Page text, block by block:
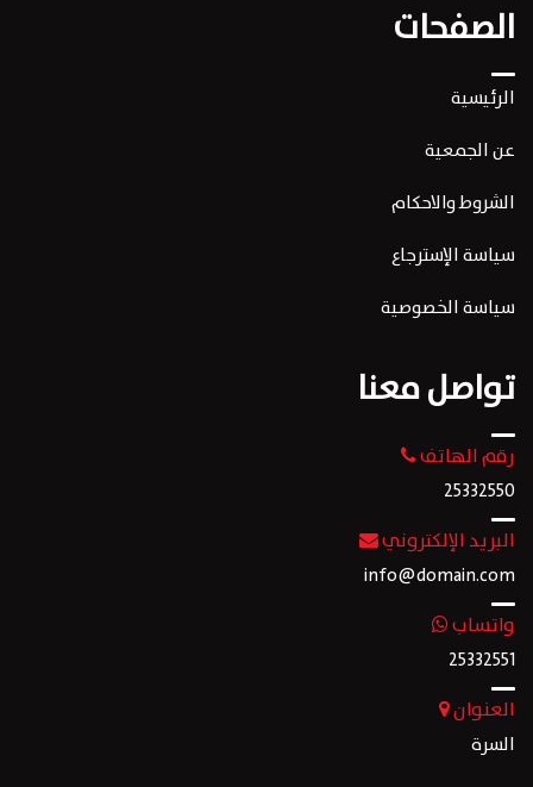
الصفحات
الرئيسية
عن الجمعية
الشروط والاحكام
سياسة الإسترجاع
سياسة الخصوصية
تواصل معنا
رقم الهاتف
25332550
البريد الإلكتروني
info@domain.com
واتساب
25332551
العنوان
السرة